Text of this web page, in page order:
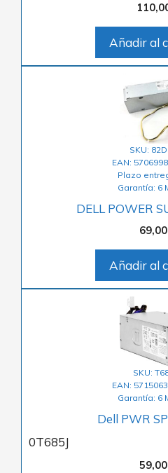
Añadir al
SKU:
EAN:
Plazo
Garantía: 6
DELL POWER
69,00
Añadir al
SKU:
EAN:
Garantía: 6
Dell PWR
0T685J
59,00